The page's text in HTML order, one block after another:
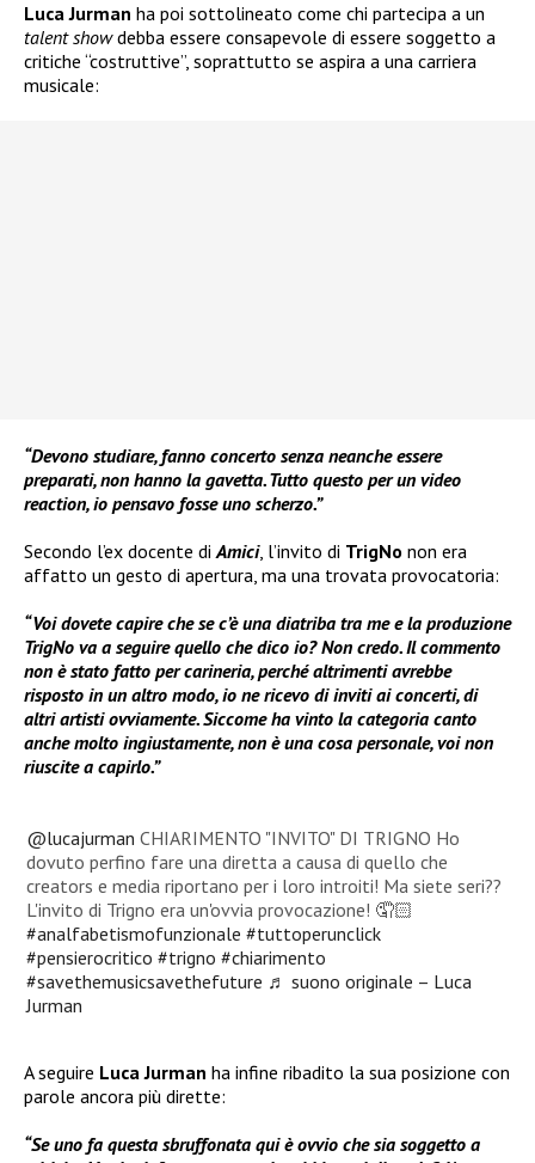
Luca Jurman ha poi sottolineato come chi partecipa a un
talent showdebba essere consapevole di essere soggetto a
critiche “costruttive”, soprattutto se aspira a una carriera
musicale:
“Devono studiare, fanno concerto senza neanche essere
preparati, non hanno la gavetta. Tutto questo per un video
reaction, io pensavo fosse uno scherzo.”
Secondo l’ex docente diAmici, l’invito di TrigNo non era
affatto un gesto di apertura, ma una trovata provocatoria:
“Voi dovete capire che se c’è una diatriba tra me e la produzione
TrigNo va a seguire quello che dico io? Non credo. Il commento
non è stato fatto per carineria, perché altrimenti avrebbe
risposto in un altro modo, io ne ricevo di inviti ai concerti, di
altri artisti ovviamente. Siccome ha vinto la categoria canto
anche molto ingiustamente, non è una cosa personale, voi non
riuscite a capirlo.”
@lucajurman CHIARIMENTO "INVITO" DI TRIGNO Ho
dovuto perfino fare una diretta a causa di quello che
creators e media riportano per i loro introiti! Ma siete seri??
L'invito di Trigno era un'ovvia provocazione! 🤦🏻
#analfabetismofunzionale #tuttoperunclick
#pensierocritico #trigno #chiarimento
#savethemusicsavethefuture ♬ suono originale – Luca
Jurman
A seguire Luca Jurman ha infine ribadito la sua posizione con
parole ancora più dirette:
“Se uno fa questa sbruffonata qui è ovvio che sia soggetto a